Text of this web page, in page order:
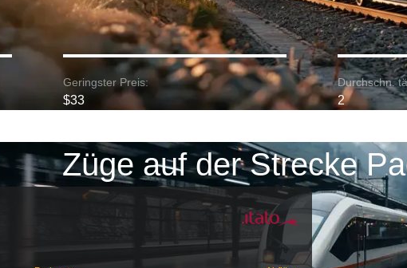
Geringster Preis:
$33
Durchschn.
2
Züge auf der Strecke